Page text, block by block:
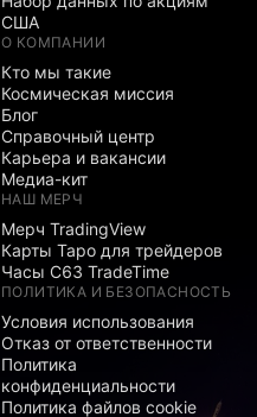
США
О КОМПАНИИ
Кто мы такие
Космическая миссия
Блог
Справочный центр
Карьера и вакансии
Медиа-кит
НАШ МЕРЧ
Мерч TradingView
Карты Таро для трейдеров
Часы C63 TradeTime
ПОЛИТИКА И БЕЗОПАСНОСТЬ
Условия использования
Отказ от ответственности
Политика
конфиденциальности
Политика файлов cookie